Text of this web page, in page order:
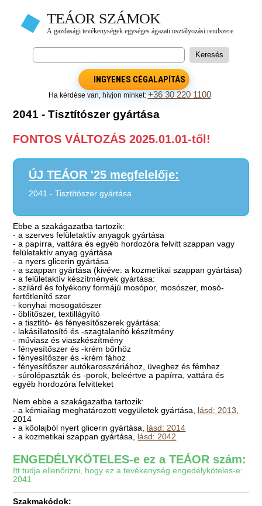
INGYENES CÉGALAPÍTÁS
Ha kérdése van, hívjon minket: +36 30 220 1100
2041 - Tisztítószer gyártása
FONTOS VÁLTOZÁS 2025.01.01-től!
ÚJ TEÁOR '25 megfelelője:
2041 - Tisztítószer gyártása
Ebbe a szakágazatba tartozik:
- a szerves felületaktív anyagok gyártása
- a papírra, vattára és egyéb hordozóra felvitt szappan vagy
felületaktív anyag gyártása
- a nyers glicerin gyártása
- a szappan gyártása (kivéve: a kozmetikai szappan gyártása)
- a felületaktív készítmények gyártása:
- szilárd és folyékony formájú mosópor, mosószer, mosó-
fertőtlenítő szer
- konyhai mosogatószer
- öblítőszer, textillágyító
- a tisztító- és fényesítőszerek gyártása:
- lakásillatosító és -szagtalanító készítmény
- műviasz és viaszkészítmény
- fényesítőszer és -krém bőrhöz
- fényesítőszer és -krém fához
- fényesítőszer autókarosszériához, üveghez és fémhez
- súrolópaszták és -porok, beleértve a papírra, vattára és
egyéb hordozóra felvitteket
Nem ebbe a szakágazatba tartozik:
- a kémiailag meghatározott vegyületek gyártása, lásd: 2013
2014
- a kőolajból nyert glicerin gyártása, lásd: 2014
- a kozmetikai szappan gyártása, lásd: 2042
ENGEDÉLYKÖTELES-e ez a TEÁOR szám:
Itt tudja ellenőrizni, hogy ez a tevékenység engedélyköteles-e:
2041
Szakmakódok: